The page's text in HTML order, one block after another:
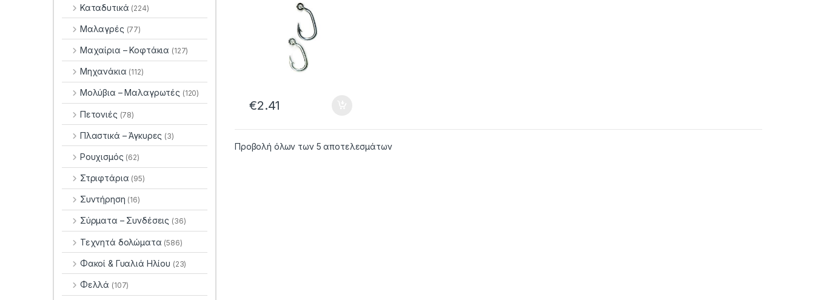
€2.41
Προβολή όλων των 5 αποτελεσμάτων
Καταδυτικά (224)
Μαλαγρές (77)
Μαχαίρια – Κοφτάκια (127)
Μηχανάκια (112)
Μολύβια – Μαλαγρωτές (120)
Πετονιές (78)
Πλαστικά – Άγκυρες (3)
Ρουχισμός (62)
Στριφτάρια (95)
Συντήρηση (16)
Σύρματα – Συνδέσεις (36)
Τεχνητά δολώματα (586)
Φακοί & Γυαλιά Ηλίου (23)
Φελλά (107)